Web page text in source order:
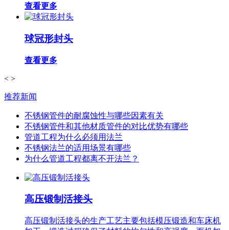
查看更多
球冠形封头
查看更多
< >
推荐新闻
不锈钢管件的耐腐蚀性与哪些因素有关
不锈钢管件和其他材质管件的对比优势有哪些
管道工程为什么必须用法兰
不锈钢法兰的适用场景有哪些
为什么管道工程都离不开法兰？
高压锻制活接头
高压锻制活接头的生产工艺主要包括模压锻造和车床机